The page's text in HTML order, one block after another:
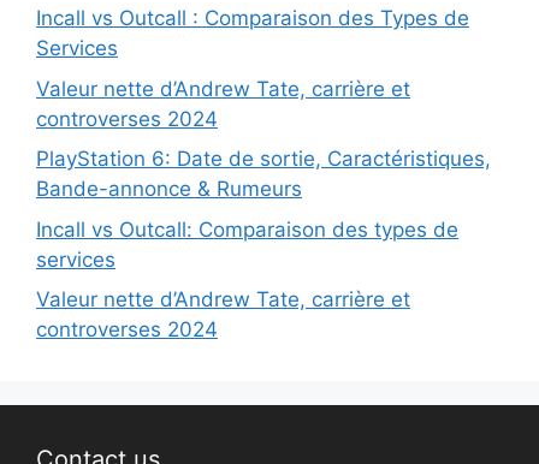
Incall vs Outcall : Comparaison des Types de
Services
Valeur nette d’Andrew Tate, carrière et
controverses 2024
PlayStation 6: Date de sortie, Caractéristiques,
Bande-annonce & Rumeurs
Incall vs Outcall: Comparaison des types de
services
Valeur nette d’Andrew Tate, carrière et
controverses 2024